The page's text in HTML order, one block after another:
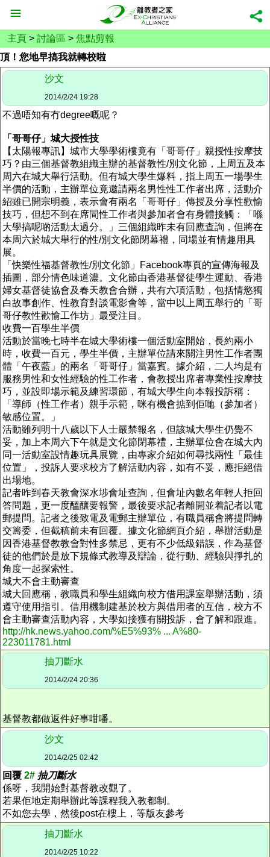
主頁 > 討論區 > 焦點剪報
頂！您地早搞我就轉校啦
沙文
2014/2/24 19:28
不過唔知有冇degree嘅呢？
「哥哥仔」城大授性技
【太陽報專訊】城市大學學術樓竟有「哥哥仔」親授性按摩技
巧？由三個基督教組織主辦的基督教性/別文化節，上周五及本
周六在城大舉行活動。但有城大學生爆料，指上周五一場學生
半價的活動，主辦單位竟邀請兩名男性性工作者出席，活動介
紹雖已開宗明義，表示會有兩名「哥哥仔」傳授及分享性歡愉
技巧，但想不到在席間性工作者與參加者會有身體接觸：「喺
大學搞呢啲活動太過分。」三個組織昨未有回應查詢，但將在
本周六於城大舉行的性/別文化節閉幕禮，同場並有情趣用具
展。
「快樂性福基督教性/別文化節」Facebook專頁的宣傳海報及
插圖，部分情色味道濃。文化節由香港基督徒學生運動、香港
婦女基督徒協會及春天教會合辦，共有六項活動，包括情慾獨
白故事創作、性教育對談電影會等，當中以上周五舉行的「哥
哥仔教性歡愉工作坊」最受注目。
收費一百學生半價
活動於當晚七時半在城大學術樓一個活動室開始，長約兩小
時，收費一百元，學生半價，主辦單位請來關注男性工作者團
體「午夜藍」的兩名「哥哥仔」當嘉賓。據介紹，二人均是有
服務男性和女性經驗的性工作者，會教授出席者專業性按摩技
巧，並設即場示範及練習環節，有城大學生向本報投訴稱：
「導師（性工作者）親手示範，咪有機會掂到佢哋（參加者）
敏感位置。」
活動雖列明十八歲以下人士嚴禁報名，但該城大學生仍覺不
妥，加上本周六下午就是文化節閉幕禮，主辦單位會在城大內
同一活動室設情趣玩具展覽，由專家介紹如何尋找兩性「最佳
位置」，投訴人要求校方了解活動內容，如有不妥，應拒絕借
出場地。
記者昨到春天教會深水埗會址查詢，但會址內數名年輕人拒回
答問題，更一度醞釀要報警，最後要求記者離開並着記者以電
郵提問。記者之後致電及電郵主辦單位，有職員稱會將提問轉
交籌委，但截稿前未有回覆。據文化節網頁介紹，舉辦活動是
因香港基督教教會對性多禁忌，更有不少低級錯誤，作為基督
徒的他們於是放下規條式教導及辯論，從行動、經驗與掙扎的
角度一起探索性。
城大不會主動審查
城大回應稱，教職員和學生組織向校方借用課室舉辦活動，須
遵守使用指引。借用機制建基於校方與借用者的互信，校方不
會主動審查活動內容，大學如接獲有關投訴，會了解和跟進。
http://hk.news.yahoo.com/%E5%93% ... A%80-
223011781.html
抽刀斷水
2014/2/24 20:36
基督教都做返件好事咁噃。
沙文
2014/2/25 02:42
回覆 2# 抽刀斷水
係呀，我開始對基督教改觀了。
若果佢地定期舉辦此等課程我入教都制。
不如您去學，然後post在樓上，等版友參考
抽刀斷水
2014/2/25 10:22